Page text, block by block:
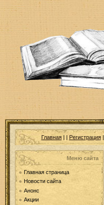
Главная| | Регистрация|
Меню сайта
Главная страница
Новости сайта
Анонс
Акции